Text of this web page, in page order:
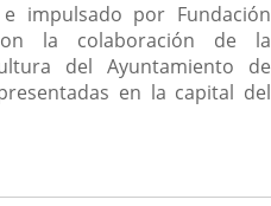
impulsado por Fundación
la colaboración de la
del Ayuntamiento de
en la capital del